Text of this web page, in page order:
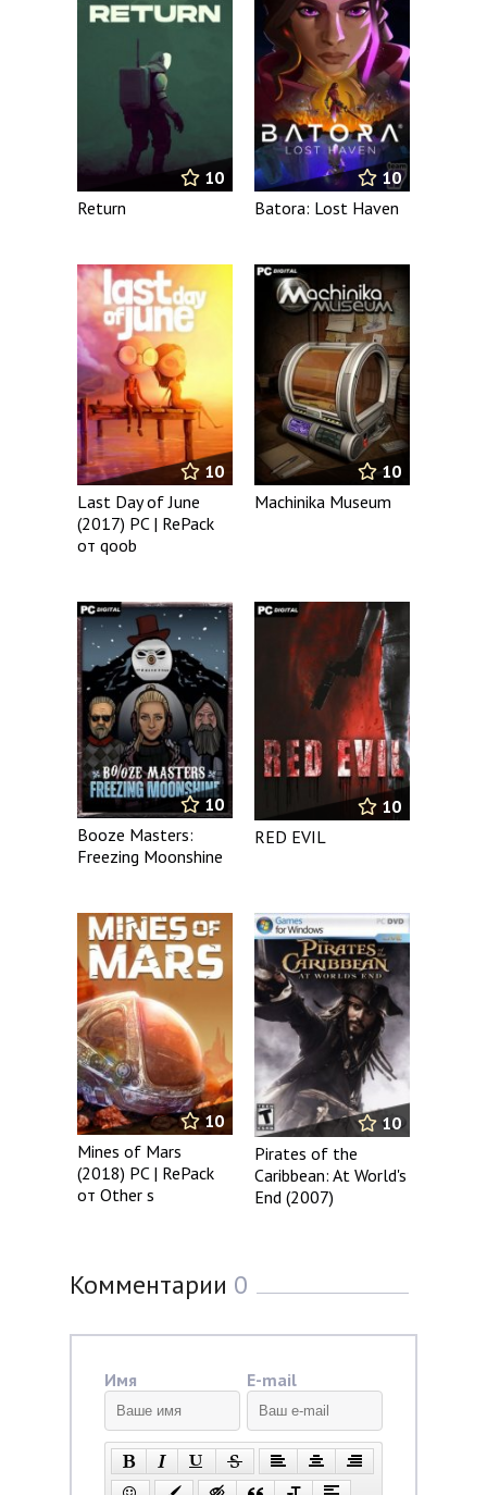
10
Return
10
Batora: Lost Haven
10
Last Day of June
(2017) PC | RePack
от qoob
10
Machinika Museum
10
Booze Masters:
Freezing Moonshine
10
RED EVIL
10
Mines of Mars
(2018) PC | RePack
от Other s
10
Pirates of the
Caribbean: At World's
End (2007)
Комментарии 0
Имя E-mail